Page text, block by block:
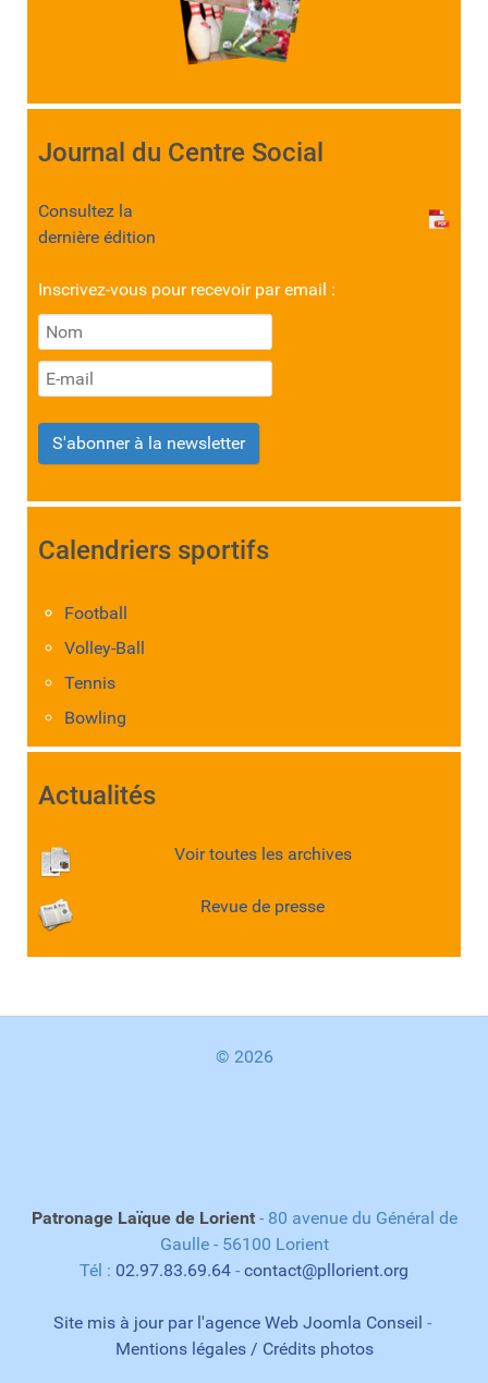
Journal du Centre Social
Consultez la
dernière édition
Inscrivez-vous pour recevoir par email :
S'abonner à la newsletter
Calendriers sportifs
Football
Volley-Ball
Tennis
Bowling
Actualités
Voir toutes les archives
Revue de presse
© 2026
Patronage Laïque de Lorient - 80 avenue du Général de
Gaulle - 56100 Lorient
Tél : 02.97.83.69.64 - contact@pllorient.org
Site mis à jour par l'agence Web Joomla Conseil -
Mentions légales / Crédits photos